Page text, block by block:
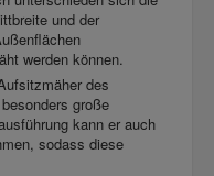
und der
werden können.
des
große
kann er auch
sodass diese